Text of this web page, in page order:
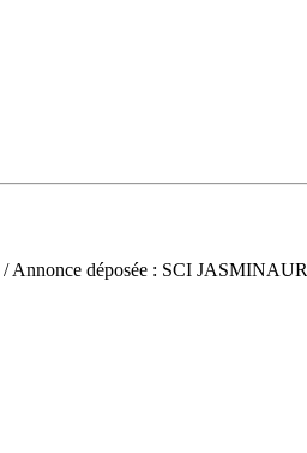
/ Annonce déposée : SCI JASMINAUR